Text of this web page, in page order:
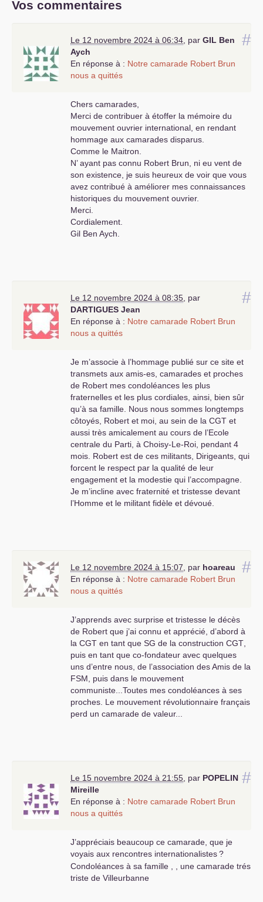
Vos commentaires
#
Le 12 novembre 2024 à 06:34 par GIL Ben
Aych
En réponse à : Notre camarade Robert Brun
nous a quittés
Chers camarades,
Merci de contribuer à étoffer la mémoire du
mouvement ouvrier international, en rendant
hommage aux camarades disparus.
Comme le Maitron.
N’ ayant pas connu Robert Brun, ni eu vent de
son existence, je suis heureux de voir que vous
avez contribué à améliorer mes connaissances
historiques du mouvement ouvrier.
Merci.
Cordialement.
Gil Ben Aych.
#
Le 12 novembre 2024 à 08:35 par
DARTIGUES Jean
En réponse à : Notre camarade Robert Brun
nous a quittés
Je m’associe à l’hommage publié sur ce site et
transmets aux amis-es, camarades et proches
de Robert mes condoléances les plus
fraternelles et les plus cordiales, ainsi, bien sûr
qu’à sa famille. Nous nous sommes longtemps
côtoyés, Robert et moi, au sein de la CGT et
aussi très amicalement au cours de l’Ecole
centrale du Parti, à Choisy-Le-Roi, pendant 4
mois. Robert est de ces militants, Dirigeants, qui
forcent le respect par la qualité de leur
engagement et la modestie qui l’accompagne.
Je m’incline avec fraternité et tristesse devant
l’Homme et le militant fidèle et dévoué.
#
Le 12 novembre 2024 à 15:07 par hoareau
En réponse à : Notre camarade Robert Brun
nous a quittés
J’apprends avec surprise et tristesse le décès
de Robert que j’ai connu et apprécié, d’abord à
la CGT en tant que SG de la construction CGT
puis en tant que co-fondateur avec quelques
uns d’entre nous, de l’association des Amis de la
FSM , puis dans le mouvement
communiste...Toutes mes condoléances à ses
proches. Le mouvement révolutionnaire français
perd un camarade de valeur...
#
Le 15 novembre 2024 à 21:55 par POPELIN
Mireille
En réponse à : Notre camarade Robert Brun
nous a quittés
J’appréciais beaucoup ce camarade, que je
voyais aux rencontres internationalistes?
Condoléances à sa famille , , une camarade trés
triste de Villeurbanne